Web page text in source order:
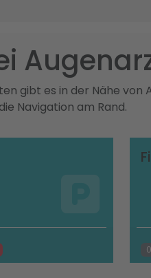
gibt es in der Nähe
Navigation am Rand.